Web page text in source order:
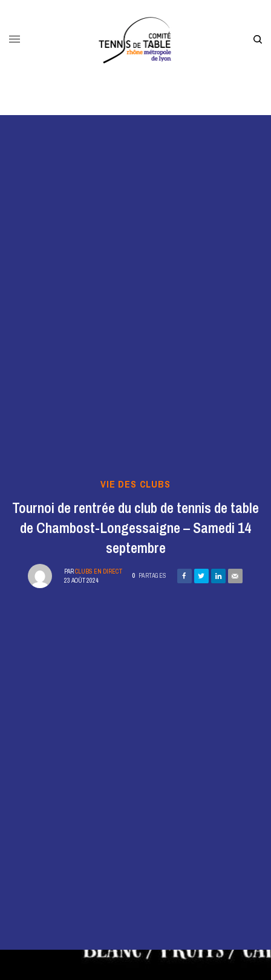
VIE DES CLUBS
Tournoi de rentrée du club de tennis de table
de Chambost-Longessaigne – Samedi 14
septembre
PARCLUBS EN DIRECT
23 AOÛT 2024
0 PARTAGES